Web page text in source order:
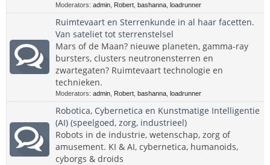
Moderators: admin Robert bashanna loadrunner
Ruimtevaart en Sterrenkunde in al haar facetten.
Van sateliet tot sterrenstelsel
Mars of de Maan? nieuwe planeten, gamma-ray
bursters, clusters neutronensterren en
zwartegaten? Ruimtevaart technologie en
technieken.
Moderators: admin Robert bashanna loadrunner
Robotica, Cybernetica en Kunstmatige Intelligentie
(AI) (speelgoed, zorg, industrieel)
Robots in de industrie, wetenschap, zorg of
amusement. KI & AI, cybernetica, humanoids,
cyborgs & droids